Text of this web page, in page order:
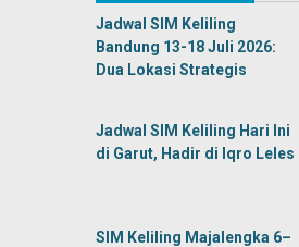
Jadwal SIM Keliling
Bandung 13-18 Juli 2026:
Dua Lokasi Strategis
Jadwal SIM Keliling Hari Ini
di Garut, Hadir di Iqro Leles
SIM Keliling Majalengka 6–